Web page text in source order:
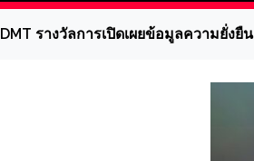
DMT รางวัลการเปิดเผยข้อมูลความยั่งยืน